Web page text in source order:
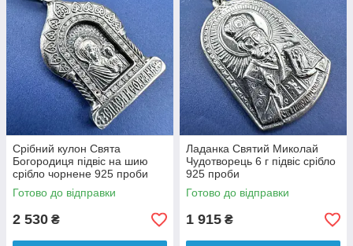
Срібний кулон Свята
Богородиця підвіс на шию
срібло чорнене 925 проби
Готово до відправки
2 530 ₴
Ладанка Святий Миколай
Чудотворець 6 г підвіс срібло
925 проби
Готово до відправки
1 915 ₴